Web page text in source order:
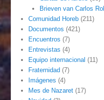
Brieven van Carlos
Comunidad Horeb (211)
Documentos (421)
Encuentros (7)
Entrevistas (4)
Equipo internacional (11)
Fraternidad (7)
Imágenes (4)
Mes de Nazaret (17)